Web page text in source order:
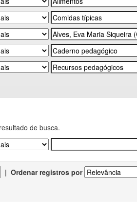
de busca.
| Ordenar registros por